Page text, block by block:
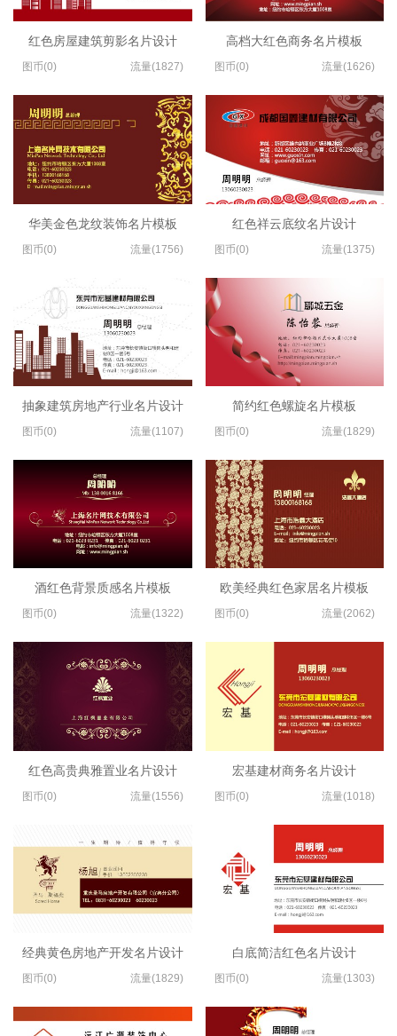
红色房屋建筑剪影名片设计
图币(0) 流量(1827)
华美金色龙纹装饰名片模板
图币(0) 流量(1756)
抽象建筑房地产行业名片设计
图币(0) 流量(1107)
酒红色背景质感名片模板
图币(0) 流量(1322)
红色高贵典雅置业名片设计
图币(0) 流量(1556)
经典黄色房地产开发名片设计
图币(0) 流量(1829)
高档大红色商务名片模板
图币(0) 流量(1626)
红色祥云底纹名片设计
图币(0) 流量(1375)
简约红色螺旋名片模板
图币(0) 流量(1829)
欧美经典红色家居名片模板
图币(0) 流量(2062)
宏基建材商务名片设计
图币(0) 流量(1018)
白底简洁红色名片设计
图币(0) 流量(1303)